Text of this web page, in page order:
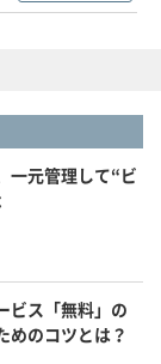
一元管理して“ビ
ビス「無料」の
めのコツとは？